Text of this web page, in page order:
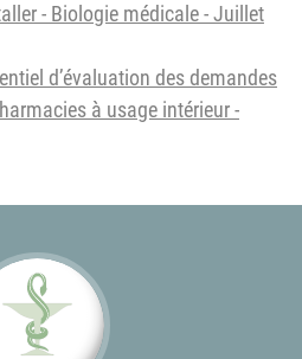
- Biologie médicale - Juillet
d’évaluation des demandes
à usage intérieur -